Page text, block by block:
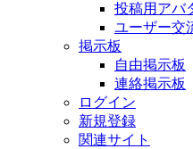
投稿用アバ
ユーザー交
掲示板
自由掲示板
連絡掲示板
ログイン
新規登録
関連サイト